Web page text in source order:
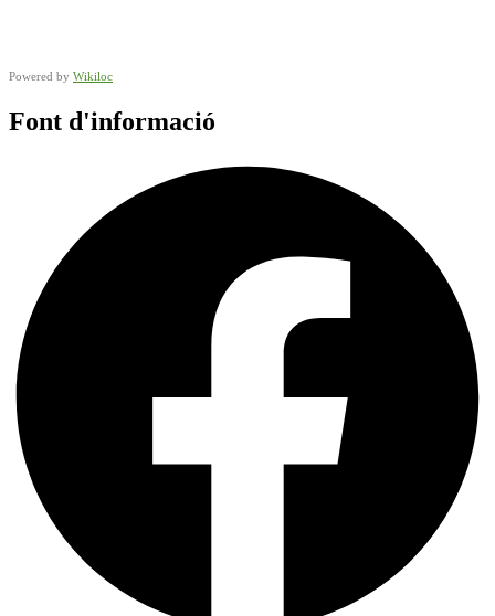
Powered by Wikiloc
Font d'informació